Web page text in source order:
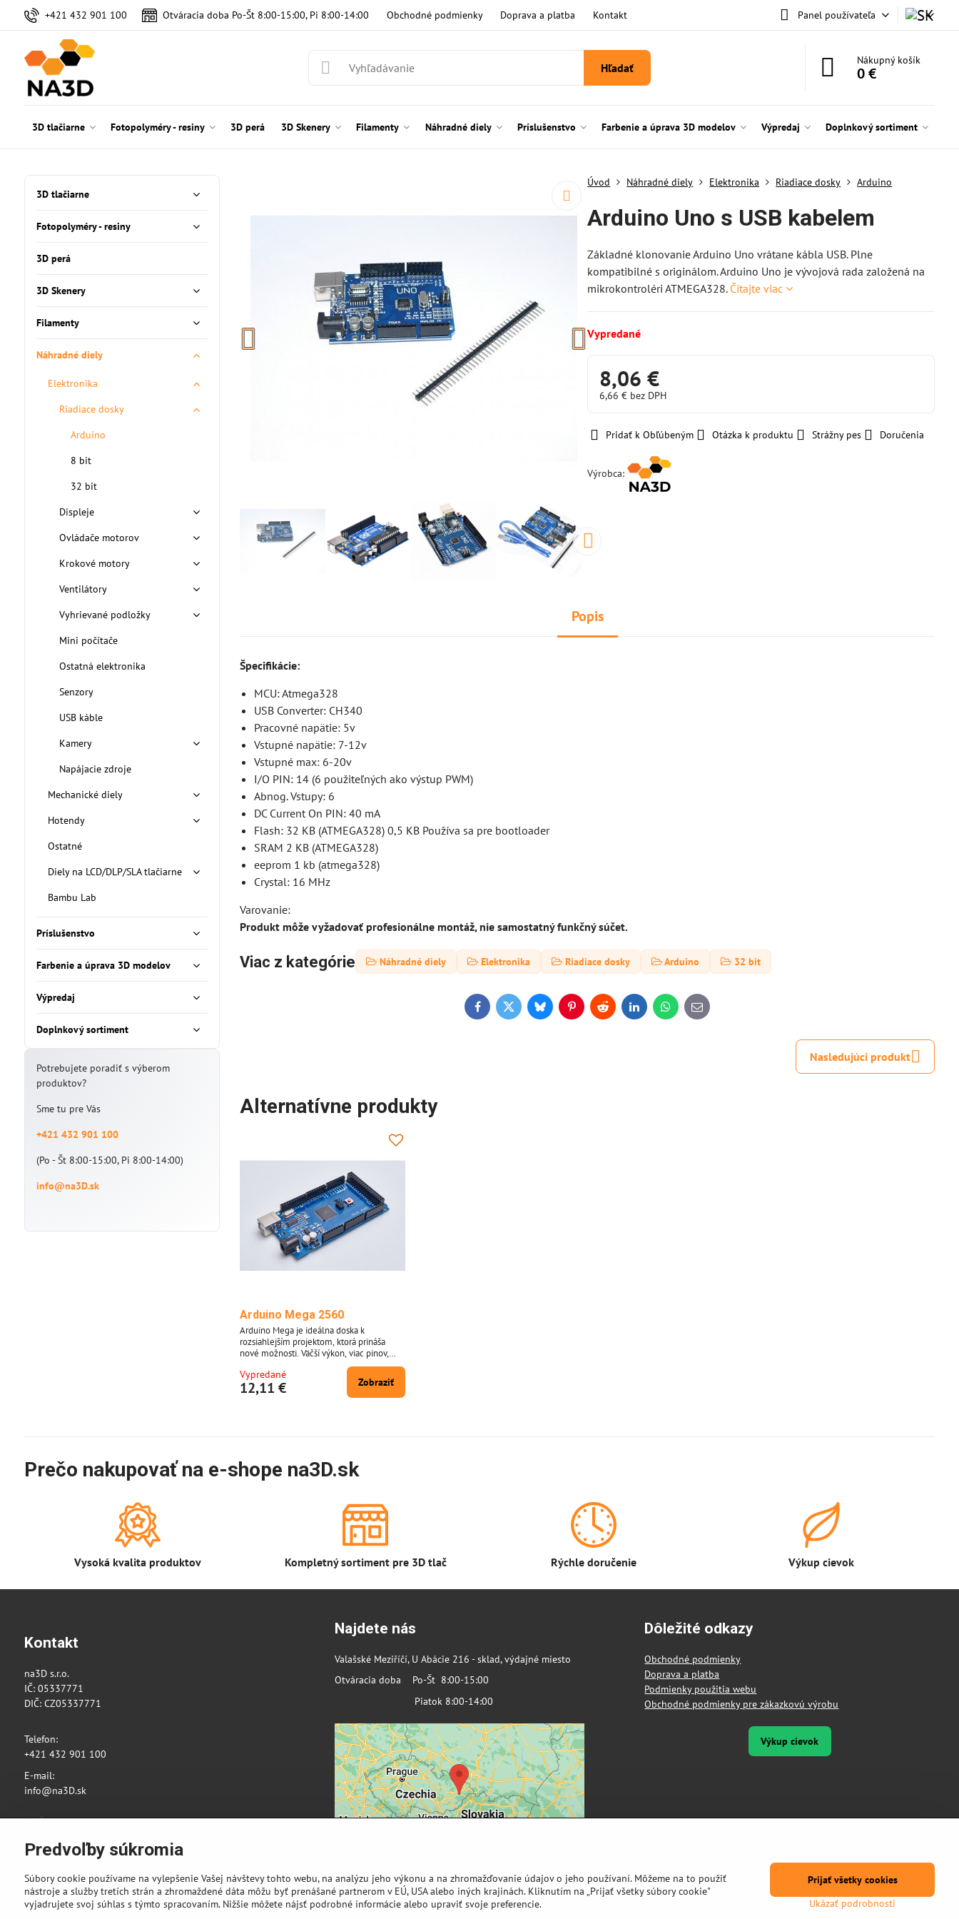
+421 432 901 100 Otváracia doba Po-Št 8:00-15:00, Pi 8:00-14:00 Obchodné podmienky Doprava a platba Kontakt Panel používateľa
Hľadať
Nákupný košík
0 €
3D tlačiarne Fotopolyméry - resiny 3D perá 3D Skenery Filamenty Náhradné diely Príslušenstvo Farbenie a úprava 3D modelov Výpredaj Doplnkový sortiment
Úvod Náhradné diely Elektronika Riadiace dosky Arduino
Arduino Uno s USB kabelem
Základné klonovanie Arduino Uno vrátane kábla USB. Plne
kompatibilné s originálom. Arduino Uno je vývojová rada založená na
mikrokontroléri ATMEGA328. Čítajte viac
Vypredané
8,06 €
6,66 € bez DPH
Pridať k Obľúbeným Otázka k produktu Strážny pes Doručenia
Výrobca:
Popis
Špecifikácie:
MCU: Atmega328
USB Converter: CH340
Pracovné napätie: 5v
Vstupné napätie: 7-12v
Vstupné max: 6-20v
I/O PIN: 14 (6 použiteľných ako výstup PWM)
Abnog. Vstupy: 6
DC Current On PIN: 40 mA
Flash: 32 KB (ATMEGA328) 0,5 KB Používa sa pre bootloader
SRAM 2 KB (ATMEGA328)
eeprom 1 kb (atmega328)
Crystal: 16 MHz
Varovanie:
Produkt môže vyžadovať profesionálne montáž, nie samostatný funkčný súčet.
Viac z kategórie Náhradné diely Elektronika Riadiace dosky Arduino 32 bit
FacebookTwitterBlueskyPinterestRedditLinkedInWhatsApp
E-
mail
Nasledujúci produkt
Alternatívne produkty
Arduino Mega 2560
Arduino Mega je ideálna doska k
rozsiahlejším projektom, ktorá prináša
nové možnosti. Väčší výkon, viac pinov,
viac priestoru pre Vaše projekty to je
Arduino Mega 2560. Ide o klon s CH340
predradníkom.
Vypredané
12,11 € Zobraziť
3D tlačiarne
Fotopolyméry - resiny
3D perá
3D Skenery
Filamenty
Náhradné diely
Elektronika
Riadiace dosky
Arduino
8 bit
32 bit
Displeje
Ovládače motorov
Krokové motory
Ventilátory
Vyhrievané podložky
Mini počítače
Ostatná elektronika
Senzory
USB káble
Kamery
Napájacie zdroje
Mechanické diely
Hotendy
Ostatné
Diely na LCD/DLP/SLA tlačiarne
Bambu Lab
Príslušenstvo
Farbenie a úprava 3D modelov
Výpredaj
Doplnkový sortiment
Potrebujete poradiť s výberom
produktov?
Sme tu pre Vás
+421 432 901 100
(Po - Št 8:00-15:00, Pi 8:00-14:00)
info@na3D.sk
Prečo nakupovať na e-shope na3D.sk
Vysoká kvalita produktov Kompletný sortiment pre 3D tlač Rýchle doručenie Výkup cievok
Kontakt
na3D s.r.o.
IČ: 05337771
DIČ: CZ05337771
Telefon:
+421 432 901 100
E-mail:
info@na3D.sk
Najdete nás
Valašské Meziříčí, U Abácie 216 - sklad, výdajné miesto
Otváracia doba Po-Št 8:00-15:00
Piatok 8:00-14:00
Dôležité odkazy
Obchodné podmienky
Doprava a platba
Podmienky použitia webu
Obchodné podmienky pre zákazkovú výrobu
Výkup cievok
Predvoľby súkromia
Súbory cookie používame na vylepšenie Vašej návštevy tohto webu, na analýzu jeho výkonu a na zhromažďovanie údajov o jeho používaní. Môžeme na to použiť
nástroje a služby tretích strán a zhromaždené dáta môžu byť prenášané partnerom v EÚ, USA alebo iných krajinách. Kliknutím na „Prijať všetky súbory cookie"
vyjadrujete svoj súhlas s týmto spracovaním. Nižšie môžete nájsť podrobné informácie alebo upraviť svoje preferencie.
Ukázať podrobnosti
Prijať všetky cookies